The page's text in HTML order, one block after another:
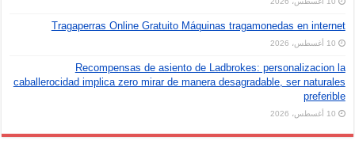
Tragaperras Online Gratuito Máquinas tragamonedas en internet
10 أغسطس، 2026
Recompensas de asiento de Ladbrokes: personalizacion la
caballerocidad implica zero mirar de manera desagradable, ser naturales
preferible
10 أغسطس، 2026